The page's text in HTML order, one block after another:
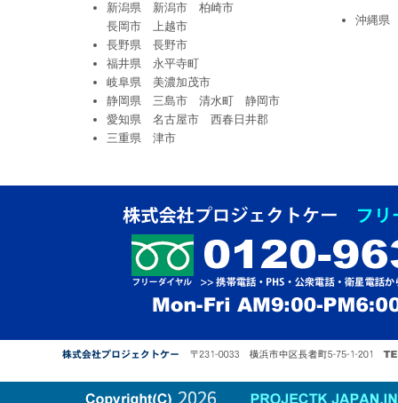
新潟県 新潟市 柏崎市
長岡市 上越市
長野県 長野市
福井県 永平寺町
岐阜県 美濃加茂市
静岡県 三島市 清水町 静岡市
愛知県 名古屋市 西春日井郡
三重県 津市
沖縄県